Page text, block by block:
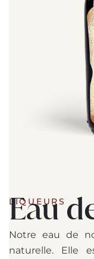
LIQUEURS
Eau
Notre eau de
naturelle. Elle